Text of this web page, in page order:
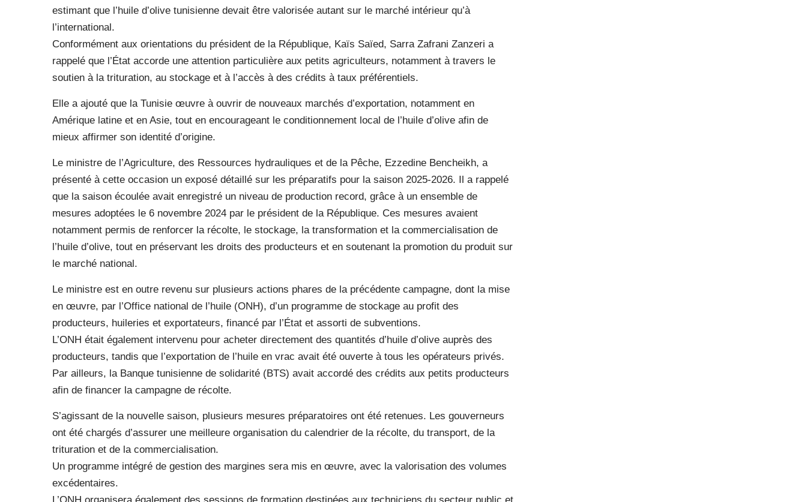
estimant que l’huile d’olive tunisienne devait être valorisée autant sur le marché intérieur qu’à
l’international.
Conformément aux orientations du président de la République, Kaïs Saïed, Sarra Zafrani Zanzeri a
rappelé que l’État accorde une attention particulière aux petits agriculteurs, notamment à travers le
soutien à la trituration, au stockage et à l’accès à des crédits à taux préférentiels.
Elle a ajouté que la Tunisie œuvre à ouvrir de nouveaux marchés d’exportation, notamment en
Amérique latine et en Asie, tout en encourageant le conditionnement local de l’huile d’olive afin de
mieux affirmer son identité d’origine.
Le ministre de l’Agriculture, des Ressources hydrauliques et de la Pêche, Ezzedine Bencheikh, a
présenté à cette occasion un exposé détaillé sur les préparatifs pour la saison 2025-2026. Il a rappelé
que la saison écoulée avait enregistré un niveau de production record, grâce à un ensemble de
mesures adoptées le 6 novembre 2024 par le président de la République. Ces mesures avaient
notamment permis de renforcer la récolte, le stockage, la transformation et la commercialisation de
l’huile d’olive, tout en préservant les droits des producteurs et en soutenant la promotion du produit sur
le marché national.
Le ministre est en outre revenu sur plusieurs actions phares de la précédente campagne, dont la mise
en œuvre, par l’Office national de l’huile (ONH), d’un programme de stockage au profit des
producteurs, huileries et exportateurs, financé par l’État et assorti de subventions.
L’ONH était également intervenu pour acheter directement des quantités d’huile d’olive auprès des
producteurs, tandis que l’exportation de l’huile en vrac avait été ouverte à tous les opérateurs privés.
Par ailleurs, la Banque tunisienne de solidarité (BTS) avait accordé des crédits aux petits producteurs
afin de financer la campagne de récolte.
S’agissant de la nouvelle saison, plusieurs mesures préparatoires ont été retenues. Les gouverneurs
ont été chargés d’assurer une meilleure organisation du calendrier de la récolte, du transport, de la
trituration et de la commercialisation.
Un programme intégré de gestion des margines sera mis en œuvre, avec la valorisation des volumes
excédentaires.